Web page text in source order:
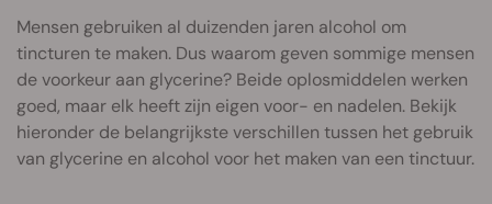
Mensen gebruiken al duizenden jaren alcohol om
tincturen te maken. Dus waarom geven sommige mensen
de voorkeur aan glycerine? Beide oplosmiddelen werken
goed, maar elk heeft zijn eigen voor- en nadelen. Bekijk
hieronder de belangrijkste verschillen tussen het gebruik
van glycerine en alcohol voor het maken van een tinctuur.